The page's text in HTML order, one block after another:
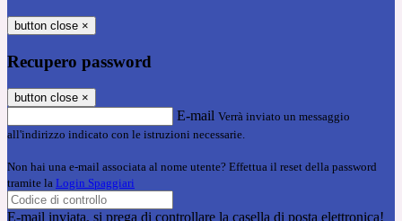
button close ×
Recupero password
button close ×
E-mail Verrà inviato un messaggio
all'indirizzo indicato con le istruzioni necessarie.
Non hai una e-mail associata al nome utente? Effettua il reset della password
tramite la Login Spaggiari
E-mail inviata, si prega di controllare la casella di posta elettronica!